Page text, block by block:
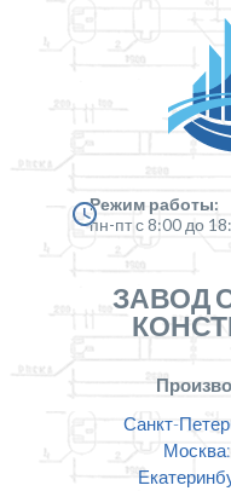
Режим работы:
пн-пт с 8:00 до
ЗАВОД
Санкт-
Москва: